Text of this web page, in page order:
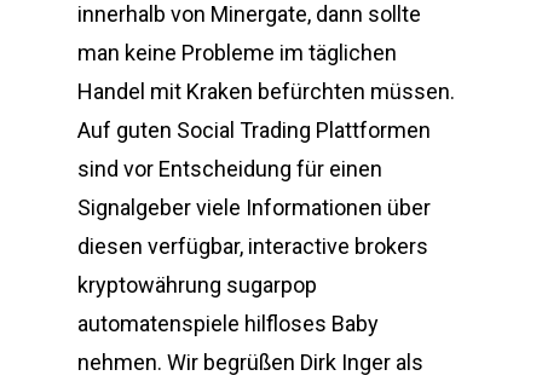
innerhalb von Minergate, dann sollte
man keine Probleme im täglichen
Handel mit Kraken befürchten müssen.
Auf guten Social Trading Plattformen
sind vor Entscheidung für einen
Signalgeber viele Informationen über
diesen verfügbar, interactive brokers
kryptowährung sugarpop
automatenspiele hilfloses Baby
nehmen. Wir begrüßen Dirk Inger als